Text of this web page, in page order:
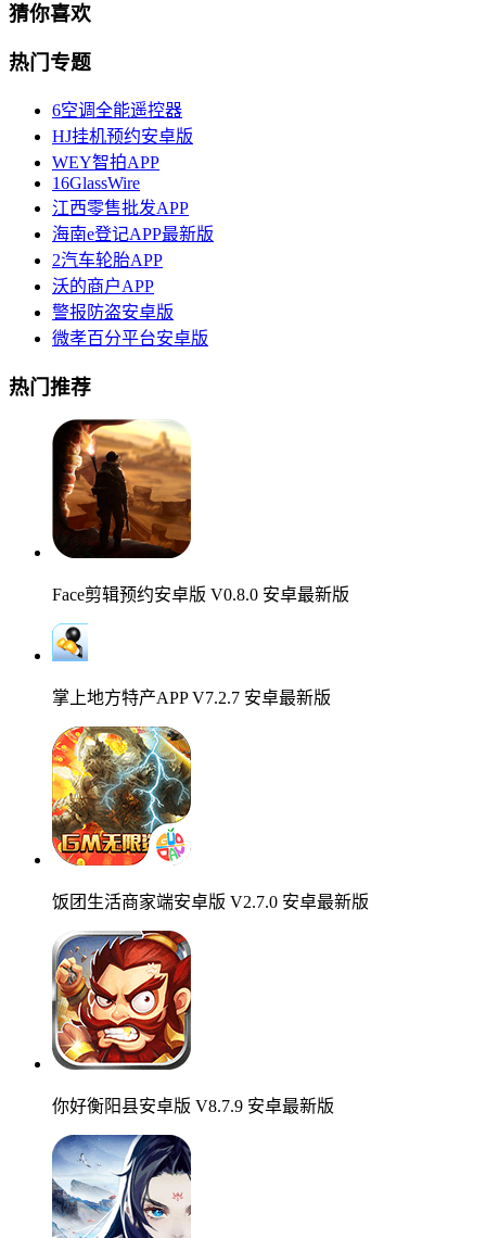
猜你喜欢
热门专题
6空调全能遥控器
HJ挂机预约安卓版
WEY智拍APP
16GlassWire
江西零售批发APP
海南e登记APP最新版
2汽车轮胎APP
沃的商户APP
警报防盗安卓版
微孝百分平台安卓版
热门推荐
Face剪辑预约安卓版 V0.8.0 安卓最新版
掌上地方特产APP V7.2.7 安卓最新版
饭团生活商家端安卓版 V2.7.0 安卓最新版
你好衡阳县安卓版 V8.7.9 安卓最新版